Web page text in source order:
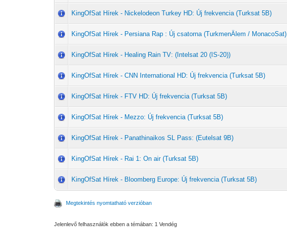
KingOfSat Hírek - Nickelodeon Turkey HD: Új frekvencia (Turksat 5B)
KingOfSat Hírek - Persiana Rap : Új csatorna (TurkmenÄlem / MonacoSat)
KingOfSat Hírek - Healing Rain TV: (Intelsat 20 (IS-20))
KingOfSat Hírek - CNN International HD: Új frekvencia (Turksat 5B)
KingOfSat Hírek - FTV HD: Új frekvencia (Turksat 5B)
KingOfSat Hírek - Mezzo: Új frekvencia (Turksat 5B)
KingOfSat Hírek - Panathinaikos SL Pass: (Eutelsat 9B)
KingOfSat Hírek - Rai 1: On air (Turksat 5B)
KingOfSat Hírek - Bloomberg Europe: Új frekvencia (Turksat 5B)
Megtekintés nyomtatható verzióban
Jelenlevő felhasználók ebben a témában: 1 Vendég